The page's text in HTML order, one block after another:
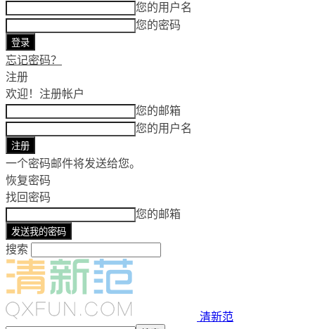
您的用户名
您的密码
忘记密码？
注册
欢迎！ 注册帐户
您的邮箱
您的用户名
一个密码邮件将发送给您。
恢复密码
找回密码
您的邮箱
搜索
清新范